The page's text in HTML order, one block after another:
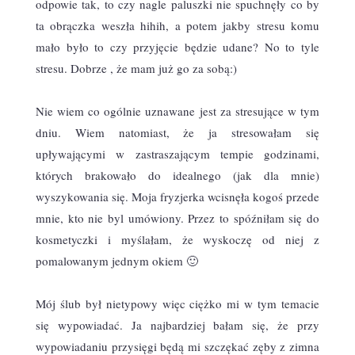
odpowie tak, to czy nagle paluszki nie spuchnęły co by
ta obrączka weszła hihih, a potem jakby stresu komu
mało było to czy przyjęcie będzie udane? No to tyle
stresu. Dobrze , że mam już go za sobą:)
Nie wiem co ogólnie uznawane jest za stresujące w tym
dniu. Wiem natomiast, że ja stresowałam się
upływającymi w zastraszającym tempie godzinami,
których brakowało do idealnego (jak dla mnie)
wyszykowania się. Moja fryzjerka wcisnęła kogoś przede
mnie, kto nie byl umówiony. Przez to spóźniłam się do
kosmetyczki i myślałam, że wyskoczę od niej z
pomalowanym jednym okiem 🙂
Mój ślub był nietypowy więc ciężko mi w tym temacie
się wypowiadać. Ja najbardziej bałam się, że przy
wypowiadaniu przysięgi będą mi szczękać zęby z zimna